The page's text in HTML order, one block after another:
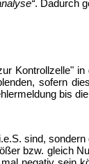
. Dadurch
Kontrollzelle"
sofern
bis
sind,
bzw. gleich